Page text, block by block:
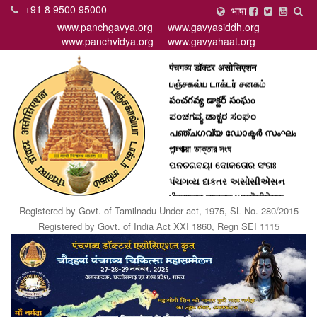
+91 8 9500 95000
www.panchgavya.org
www.gavyasiddh.org
www.panchvidya.org
www.gavyahaat.org
भाषा
पंचगव्य डॉक्टर असोसिएशन
பஞ்சகவ்ய டாக்டர் சனகம்
పంచగవ్య డాక్టర్ సంఘం
ಪಂಚಗವ್ಯ ಡಾಕ್ಟರ ಸಂಘಂ
പഞ്ചഗവ്യ ഡോക്ടര്‍ സംഘം
পান্চ্গাভ্য়া ডাক্তার সংঘ
ପନଚଗବୟା ଦୋକତୋର ସଂଗଃ
પંચગવ્ય દાકતર અસોસીએસન
ਪੰਚ੍ਗਾਵ੍ਯ ਡਾਕ੍ਟਰ ਅਸ੍ਸੋਸੀਏਸਨ
පන්ච්ගව්‍ය දක්ටර් සංඝං
Panchgavya Doctor Assiciation
Registered by Govt. of Tamilnadu Under act, 1975, SL No. 280/2015
Registered by Govt. of India Act XXI 1860, Regn SEI 1115